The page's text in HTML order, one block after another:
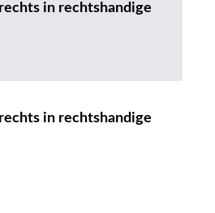
in rechtshandige
in rechtshandige